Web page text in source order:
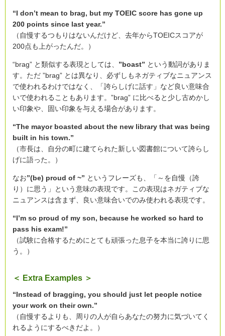
“I don’t mean to brag, but my TOEIC score has gone up
200 points since last year.”
（自慢するつもりはないんだけど、去年からTOEICスコアが
200点も上がったんだ。）
“brag” と類似する表現としては、 ”boast” という動詞がありま
す。ただ ”brag” とは異なり、必ずしもネガティブなニュアンス
で使われるわけではなく、「誇らしげに話す」など良い意味合
いで使われることもあります。”brag” に比べると少し古めかし
い印象や、固い印象を与える場合があります。
“The mayor boasted about the new library that was being
built in his town.”
（市長は、自分の町に建てられた新しい図書館について誇らし
げに語った。）
なお”(be) proud of ~” というフレーズも、「～を自慢（誇
り）に思う」という意味の表現です。この表現はネガティブな
ニュアンスは含まず、良い意味合いでのみ使われる表現です。
“I’m so proud of my son, because he worked so hard to
pass his exam!”
（試験に合格するためにとても頑張った息子を本当に誇りに思
う。）
＜ Extra Examples ＞
“Instead of bragging, you should just let people notice
your work on their own.”
（自慢するよりも、周りの人が自らあなたの努力に気づいてく
れるようにするべきだよ。）